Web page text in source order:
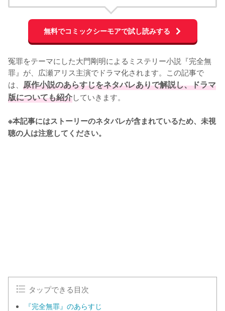
無料でコミックシーモアで試し読みする
冤罪をテーマにした大門剛明によるミステリー小説『完全無
罪』が、広瀬アリス主演でドラマ化されます。この記事で
は、 原作小説のあらすじをネタバレありで解説し、ドラマ
版についても紹介していきます。
※本記事にはストーリーのネタバレが含まれているため、未視
聴の人は注意してください。
タップできる目次
『完全無罪』のあらすじ